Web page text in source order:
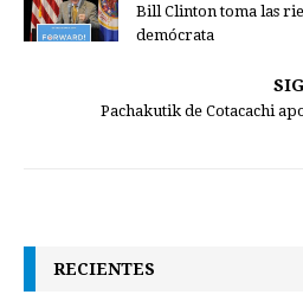
Bill Clinton toma las
demócrata
Pachakutik de Cotacachi
RECIENTES